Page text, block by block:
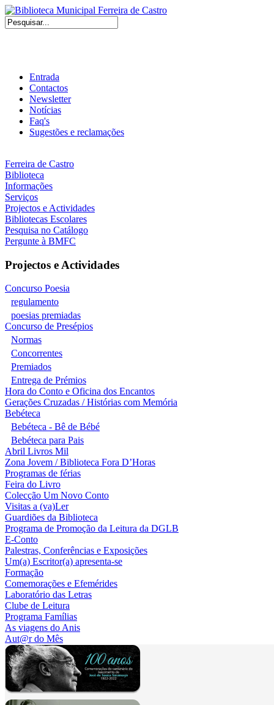
Entrada
Contactos
Newsletter
Notícias
Faq's
Sugestões e reclamações
Ferreira de Castro
Biblioteca
Informações
Serviços
Projectos e Actividades
Bibliotecas Escolares
Pesquisa no Catálogo
Pergunte à BMFC
Projectos e Actividades
Concurso Poesia
regulamento
poesias premiadas
Concurso de Presépios
Normas
Concorrentes
Premiados
Entrega de Prémios
Hora do Conto e Oficina dos Encantos
Gerações Cruzadas / Histórias com Memória
Bebéteca
Bebéteca - Bê de Bébé
Bebéteca para Pais
Abril Livros Mil
Zona Jovem / Biblioteca Fora D’Horas
Programas de férias
Feira do Livro
Colecção Um Novo Conto
Visitas a (va)Ler
Guardiões da Biblioteca
Programa de Promoção da Leitura da DGLB
E-Conto
Palestras, Conferências e Exposições
Um(a) Escritor(a) apresenta-se
Formação
Comemorações e Efemérides
Laboratório das Letras
Clube de Leitura
Programa Famílias
As viagens do Anis
Aut@r do Mês